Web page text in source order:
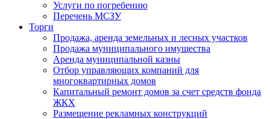
Услуги по погребению
Перечень МСЗУ
Торги
Продажа, аренда земельных и лесных участков
Продажа муниципального имущества
Аренда муниципальной казны
Отбор управляющих компаний для
многоквартирных домов
Капитальный ремонт домов за счет средств фонда
ЖКХ
Размещение рекламных конструкций